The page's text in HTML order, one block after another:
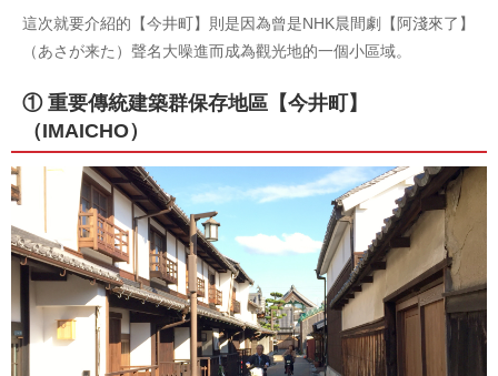
這次就要介紹的【今井町】則是因為曾是NHK晨間劇【阿淺來了】
（あさが来た）聲名大噪進而成為觀光地的一個小區域。
① 重要傳統建築群保存地區【今井町】
（IMAICHO）